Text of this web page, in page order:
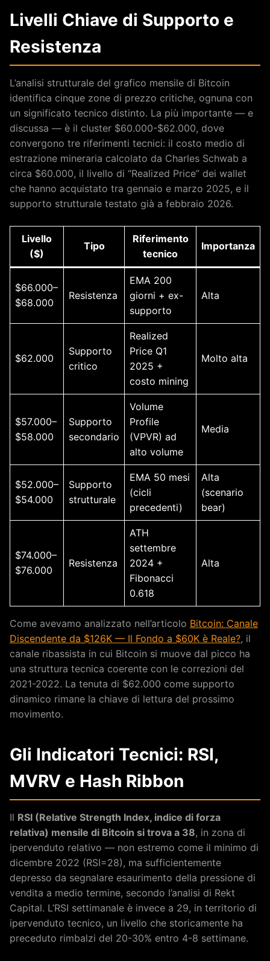
Livelli Chiave di Supporto e
Resistenza
L’analisi strutturale del grafico mensile di Bitcoin
identifica cinque zone di prezzo critiche, ognuna con
un significato tecnico distinto. La più importante — e
discussa — è il cluster $60.000-$62.000, dove
convergono tre riferimenti tecnici: il costo medio di
estrazione mineraria calcolato da Charles Schwab a
circa $60.000, il livello di “Realized Price” dei wallet
che hanno acquistato tra gennaio e marzo 2025, e il
supporto strutturale testato già a febbraio 2026.
Livello
($)
Tipo
Riferimento
tecnico
Importanza
$66.000–
$68.000
Resistenza
EMA 200
giorni + ex-
supporto
Alta
$62.000
Supporto
critico
Realized
Price Q1
2025 +
costo mining
Molto alta
$57.000–
$58.000
Supporto
secondario
Volume
Profile
(VPVR) ad
alto volume
Media
$52.000–
$54.000
Supporto
strutturale
EMA 50 mesi
(cicli
precedenti)
Alta
(scenario
bear)
$74.000–
$76.000
Resistenza
ATH
settembre
2024 +
Fibonacci
0.618
Alta
Come avevamo analizzato nell’articolo Bitcoin: Canale
Discendente da $126K — Il Fondo a $60K è Reale?, il
canale ribassista in cui Bitcoin si muove dal picco ha
una struttura tecnica coerente con le correzioni del
2021-2022. La tenuta di $62.000 come supporto
dinamico rimane la chiave di lettura del prossimo
movimento.
Gli Indicatori Tecnici: RSI,
MVRV e Hash Ribbon
Il RSI (Relative Strength Index, indice di forza
relativa) mensile di Bitcoin si trova a 38, in zona di
ipervenduto relativo — non estremo come il minimo di
dicembre 2022 (RSI=28), ma sufficientemente
depresso da segnalare esaurimento della pressione di
vendita a medio termine, secondo l’analisi di Rekt
Capital. L’RSI settimanale è invece a 29, in territorio di
ipervenduto tecnico, un livello che storicamente ha
preceduto rimbalzi del 20-30% entro 4-8 settimane.